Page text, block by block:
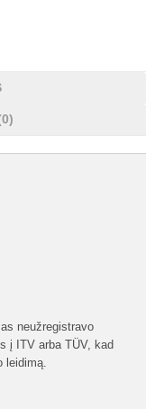
neužregistravo
į ITV arba TÜV, kad
leidimą.